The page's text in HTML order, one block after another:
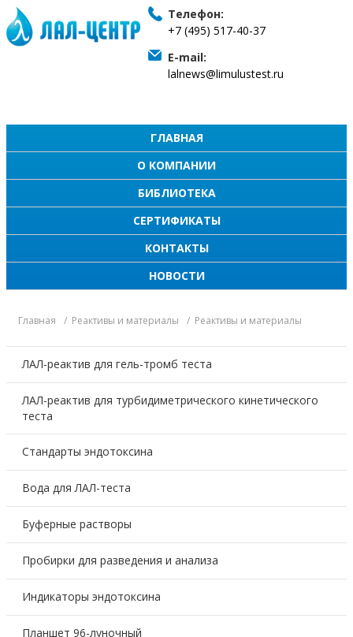
Телефон:
+7 (495) 517-40-37
E-mail:
lalnews@limulustest.ru
ГЛАВНАЯ
О КОМПАНИИ
БИБЛИОТЕКА
СЕРТИФИКАТЫ
КОНТАКТЫ
НОВОСТИ
Главная Реактивы и материалы Реактивы и материалы
ЛАЛ-реактив для гель-тромб теста
ЛАЛ-реактив для турбидиметрического кинетического
теста
Стандарты эндотоксина
Вода для ЛАЛ-теста
Буферные растворы
Пробирки для разведения и анализа
Индикаторы эндотоксина
Планшет 96-луночный